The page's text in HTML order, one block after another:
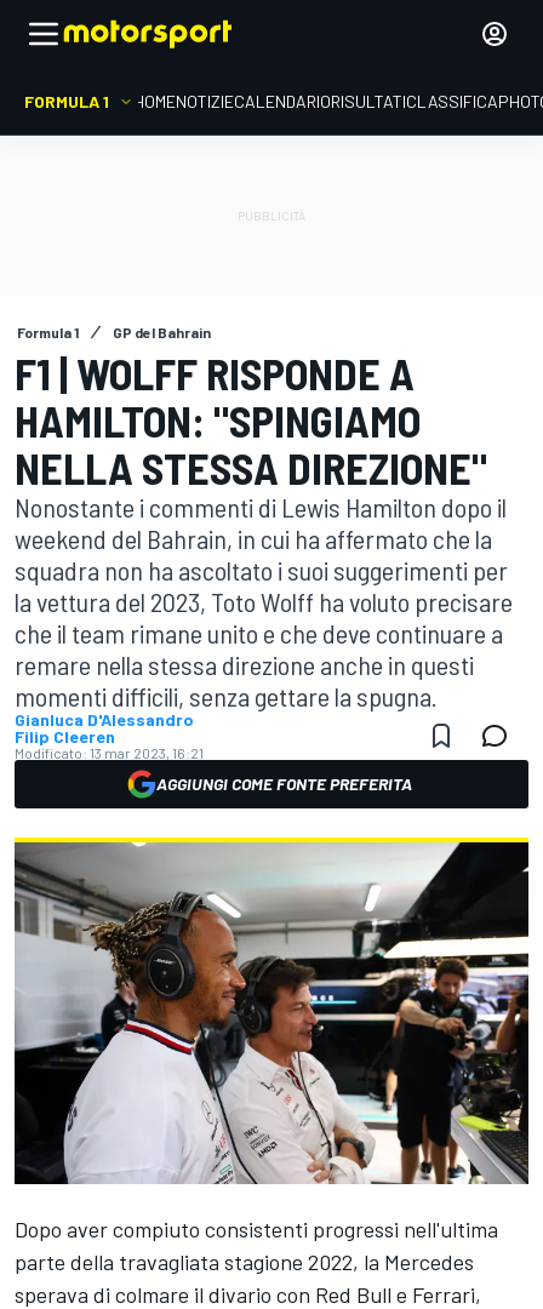
FORMULA 1 HOMENOTIZIECALENDARIORISULTATICLASSIFICA
Formula 1 GP del Bahrain
F1 | WOLFF RISPONDE A
HAMILTON: "SPINGIAMO
NELLA STESSA DIREZIONE"
Nonostante i commenti di Lewis Hamilton dopo il
weekend del Bahrain, in cui ha affermato che la
squadra non ha ascoltato i suoi suggerimenti per
la vettura del 2023, Toto Wolff ha voluto precisare
che il team rimane unito e che deve continuare a
remare nella stessa direzione anche in questi
momenti difficili, senza gettare la spugna.
Gianluca D'Alessandro
Filip Cleeren
Modificato: 13 mar 2023, 16:21
AGGIUNGI COME FONTE PREFERITA
Dopo aver compiuto consistenti progressi nell'ultima
parte della travagliata stagione 2022, la Mercedes
sperava di colmare il divario con Red Bull e Ferrari,